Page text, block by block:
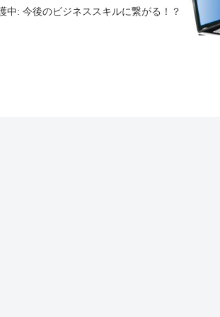
中: 今後のビジネススキルに繋がる！？